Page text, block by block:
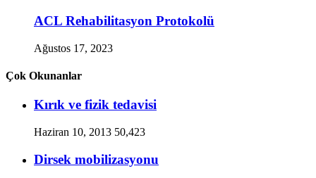
ACL Rehabilitasyon Protokolü
Ağustos 17, 2023
Çok Okunanlar
Kırık ve fizik tedavisi
Haziran 10, 2013 50,423
Dirsek mobilizasyonu